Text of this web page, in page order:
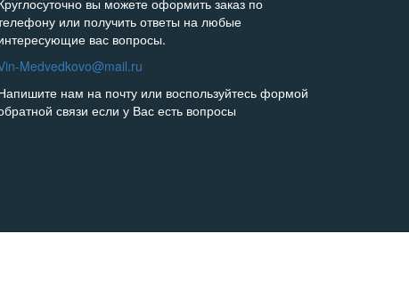
вы можете оформить заказ по
или получить ответы на любые
вас вопросы.
Medvedkovo@mail.ru
нам на почту или воспользуйтесь формой
связи если у Вас есть вопросы